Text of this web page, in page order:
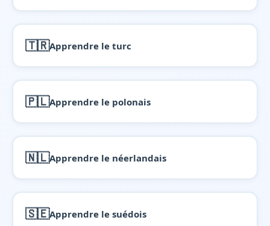
🇹🇷Apprendre le turc
🇵🇱Apprendre le polonais
🇳🇱Apprendre le néerlandais
🇸🇪Apprendre le suédois